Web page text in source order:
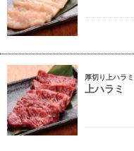
厚切り上ハラミ
上ハラミ